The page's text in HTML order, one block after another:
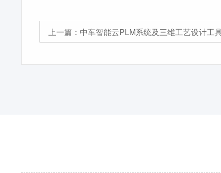
上一篇： 中车智能云PLM系统及三维工艺设计工